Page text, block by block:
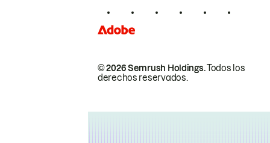
© 2026 Semrush Holdings.Todos los
derechos reservados.